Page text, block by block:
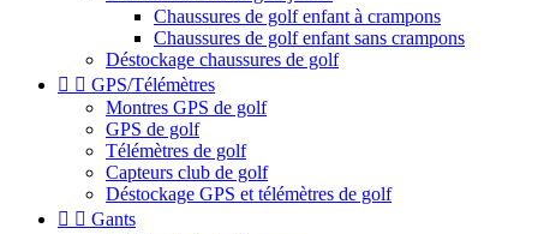
Chaussures de golf enfant à crampons
Chaussures de golf enfant sans crampons
Déstockage chaussures de golf
  GPS/Télémètres
Montres GPS de golf
GPS de golf
Télémètres de golf
Capteurs club de golf
Déstockage GPS et télémètres de golf
  Gants